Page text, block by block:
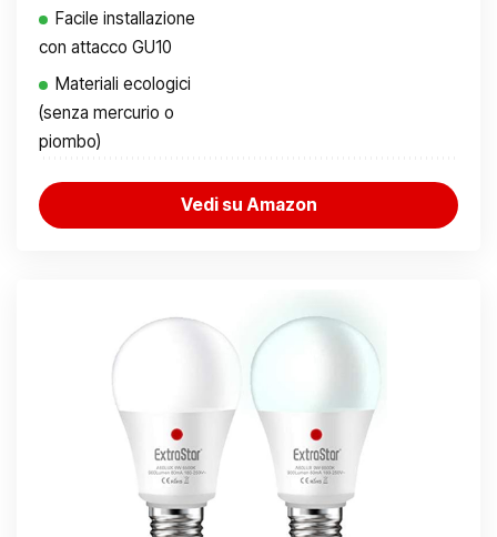
Facile installazione
con attacco GU10
Materiali ecologici
(senza mercurio o
piombo)
Vedi su Amazon